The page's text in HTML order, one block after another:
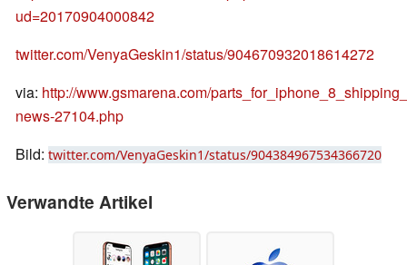
ud=20170904000842
twitter.com/VenyaGeskin1/status/904670932018614272
via: http://www.gsmarena.com/
news-27104.php
Bild: twitter.com/VenyaGeskin1/status/904384967534366720
Verwandte Artikel